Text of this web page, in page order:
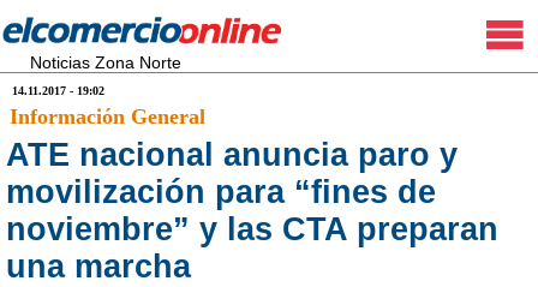
Noticias Zona Norte
14.11.2017 - 19:02
Información General
ATE nacional anuncia paro y
movilización para “fines de
noviembre” y las CTA preparan
una marcha